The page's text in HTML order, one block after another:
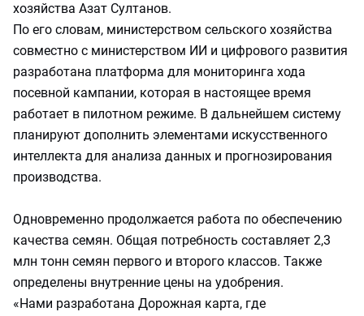
хозяйства Азат Султанов.
По его словам, министерством сельского хозяйства
совместно с министерством ИИ и цифрового развития
разработана платформа для мониторинга хода
посевной кампании, которая в настоящее время
работает в пилотном режиме. В дальнейшем систему
планируют дополнить элементами искусственного
интеллекта для анализа данных и прогнозирования
производства.
Одновременно продолжается работа по обеспечению
качества семян. Общая потребность составляет 2,3
млн тонн семян первого и второго классов. Также
определены внутренние цены на удобрения.
«Нами разработана Дорожная карта, где